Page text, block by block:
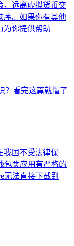
，远离虚拟货币交
序。如果你有其他
为你提供帮助
？看完这篇就懂了
我国不受法律保
包类应用有严格的
无法直接下载到